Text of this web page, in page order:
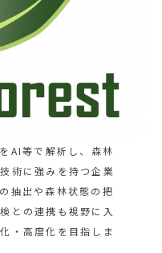
AI等で解析し、森林
術に強みを持つ企業
抽出や森林状態の把
との連携も視野に入
・高度化を目指しま